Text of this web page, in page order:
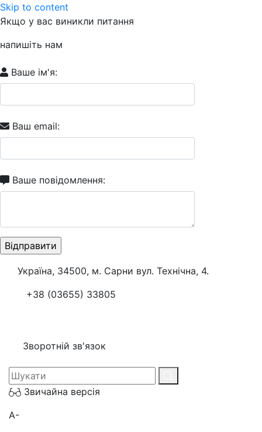
Skip to content
Якщо у вас виникли питання
напишіть нам
Ваше ім'я:
Ваш email:
Ваше повідомлення:
Україна, 34500, м. Сарни вул. Технічна, 4.
+38 (03655) 33805
Зворотній зв'язок
Звичайна версія
A-